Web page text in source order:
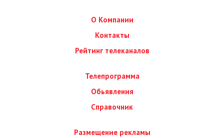
О Компании
Контакты
Рейтинг телеканалов
Телепрограмма
Обьявления
Справочник
Размещение рекламы